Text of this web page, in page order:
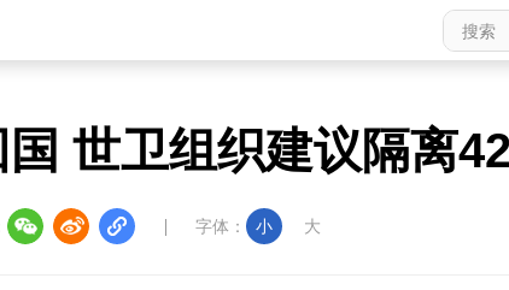
世卫组织建议隔离
字体： 小 大